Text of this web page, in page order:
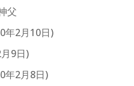
父
年2月10日)
9日)
年2月8日)